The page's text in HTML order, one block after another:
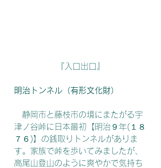
『入口出口』
明治トンネル（有形文化財）
静岡市と藤枝市の境にまたがる宇
津ノ谷峠に日本最初【明治９年(１８
７６)】の銭取りトンネルがありま
す。家族で峠を歩いてみましたが、
高尾山登山のように爽やかで気持ち